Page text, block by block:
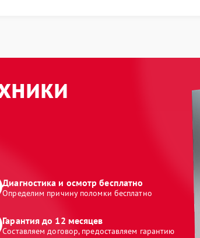
Диагностика и осмотр бесплатно
Определим причину поломки бесплатно
Гарантия до 12 месяцев
Составляем договор, предоставляем гарантию